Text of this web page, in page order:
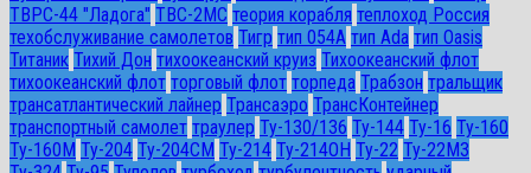
ТВРС-44 "Ладога" ТВС-2МС теория корабля теплоход Россия
техобслуживание самолетов Тигр тип 054А тип Ada тип Oasis
Титаник Тихий Дон тихоокеанский круиз Тихоокеанский флот
тихоокеанский флот торговый флот торпеда Трабзон тральщик
трансатлантический лайнер Трансаэро ТрансКонтейнер
транспортный самолет траулер Ту-130/136 Ту-144 Ту-16 Ту-160
Ту-160М Ту-204 Ту-204СМ Ту-214 Ту-214ОН Ту-22 Ту-22М3